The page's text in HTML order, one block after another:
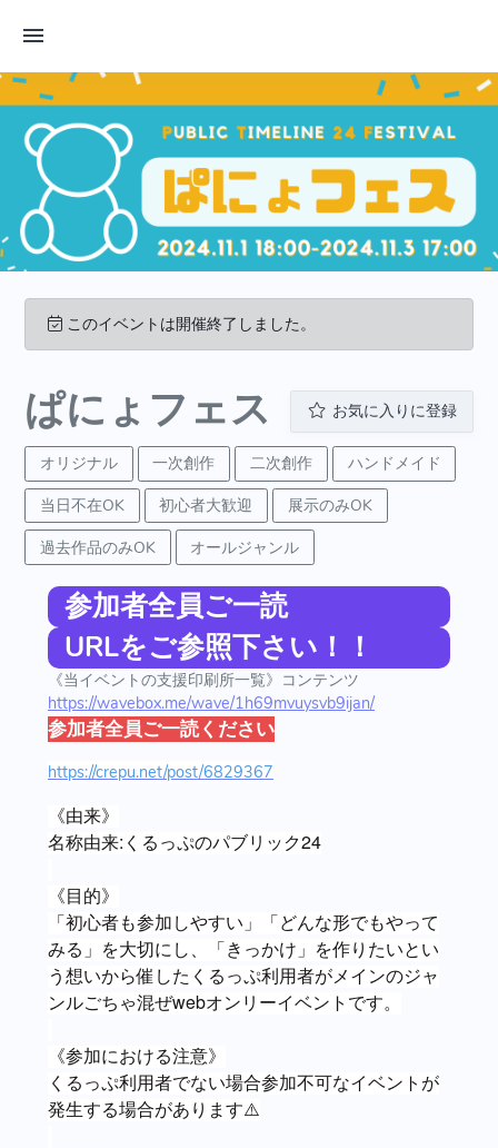
このイベントは開催終了しました。
ぱにょフェス お気に入りに登録
オリジナル 一次創作 二次創作
ハンドメイド
当日不在OK
初心者大歓迎
展示のみOK
過去作品のみOK
オールジャンル
参加者全員ご一読
URLをご参照下さい！！
《当イベントの支援印刷所一覧》コンテンツ
https://wavebox.me/wave/1h69mvuysvb9ijan/
参加者全員ご一読ください
https://crepu.net/post/6829367
《由来》
名称由来:くるっぷのパブリック24
《目的》
「初心者も参加しやすい」「どんな形でもやって
みる」を大切にし、「きっかけ」を作りたいとい
う想いから催したくるっぷ利用者がメインのジャ
ンルごちゃ混ぜwebオンリーイベントです。
《参加における注意》
くるっぷ利用者でない場合参加不可なイベントが
発生する場合があります⚠️